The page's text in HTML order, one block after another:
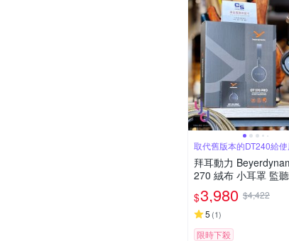
取代舊版本的DT240給
舒適體驗
拜耳動力
270 絨布 小耳罩 監
附贈 小尾巴 收納袋
2年保固
$3,980 $4,422
5 (1)
限時下殺